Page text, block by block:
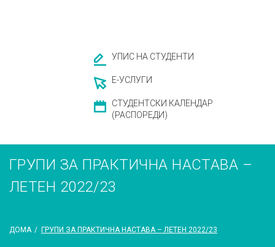
УПИС НА СТУДЕНТИ
Е-УСЛУГИ
СТУДЕНТСКИ КАЛЕНДАР
(РАСПОРЕДИ)
ГРУПИ ЗА ПРАКТИЧНА НАСТАВА –
ЛЕТЕН 2022/23
ДОМА / ГРУПИ ЗА ПРАКТИЧНА НАСТАВА – ЛЕТЕН 2022/23